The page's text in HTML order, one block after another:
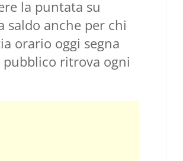
la puntata su
saldo anche per chi
orario oggi segna
ritrova ogni